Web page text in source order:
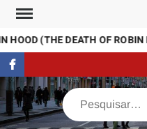
Skip
content(THE DEATH OF ROBIN
FaceBook
Search